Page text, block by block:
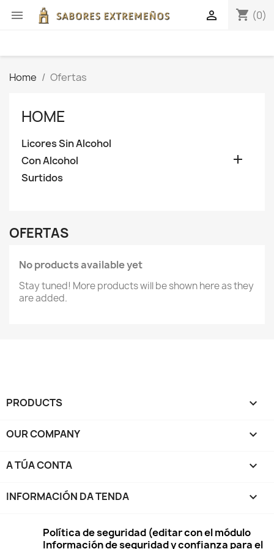
 shopping_cart (0)

Home Ofertas
HOME
Licores Sin Alcohol
Con Alcohol

Surtidos
OFERTAS
No products available yet
Stay tuned! More products will be shown here as they
are added.
PRODUCTS 
OUR COMPANY 
A TÚA CONTA 
INFORMACIÓN DA TENDA keyboard_arrow_down
Política de seguridad (editar con el módulo
Información de seguridad y confianza para el